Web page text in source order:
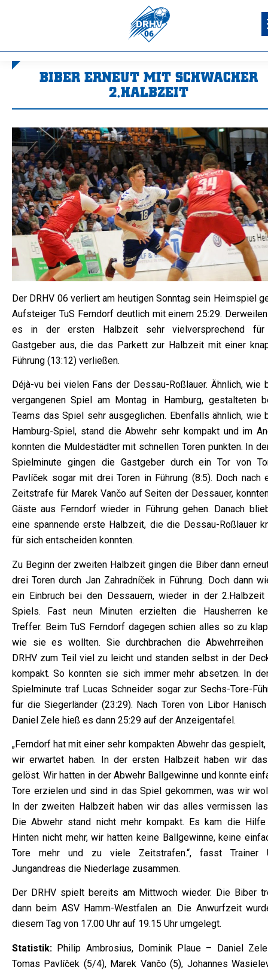
BIBER ERNEUT MIT SCHWACHER
2.HALBZEIT
Der DRHV 06 verliert am heutigen Sonntag sein Heimspiel
Aufsteiger TuS Ferndorf deutlich mit einem 25:29.
es in der ersten Halbzeit sehr vielversprechend
Gastgeber aus, die das Parkett zur Halbzeit mit einer
Führung (13:12) verließen.
Déjà-vu bei vielen Fans der Dessau-Roßlauer. Ähnlich, wie
vergangenen Spiel am Montag in Hamburg, gestalteten
Teams das Spiel sehr ausgeglichen. Ebenfalls ähnlich, wie
Hamburg-Spiel, stand die Abwehr sehr kompakt und im
konnten die Muldestädter mit schnellen Toren punkten. In
Spielminute gingen die Gastgeber durch ein Tor von
Pavlíček sogar mit drei Toren in Führung (8:5). Doch nach
Zeitstrafe für Marek Vančo auf Seiten der Dessauer,
Gäste aus Ferndorf wieder in Führung gehen. Danach
eine spannende erste Halbzeit, die die Dessau-Roßlauer
für sich entscheiden konnten.
Zu Beginn der zweiten Halbzeit gingen die Biber dann
drei Toren durch Jan Zahradníček in Führung. Doch dann
ein Einbruch bei den Dessauern, wieder in der
Spiels. Fast neun Minuten erzielten die Hausherren
Treffer. Beim TuS Ferndorf dagegen schien alles so zu
wie sie es wollten. Sie durchbrachen die Abwehrreihen
DRHV zum Teil viel zu leicht und standen selbst in der
kompakt. So konnten sie sich immer mehr absetzen. In
Spielminute traf Lucas Schneider sogar zur Sechs-Tore-
für die Siegerländer (23:29). Nach Toren von Libor
Daniel Zele hieß es dann 25:29 auf der Anzeigentafel.
„Ferndorf hat mit einer sehr kompakten Abwehr das
wir erwartet haben. In der ersten Halbzeit haben wir
gelöst. Wir hatten in der Abwehr Ballgewinne und konnte
Tore erzielen und sind in das Spiel gekommen, was wir
In der zweiten Halbzeit haben wir das alles vermissen
Die Abwehr stand nicht mehr kompakt. Es kam die
Hinten nicht mehr, wir hatten keine Ballgewinne, keine
Tore mehr und zu viele Zeitstrafen.“, fasst Trainer
Jungandreas die Niederlage zusammen.
Der DRHV spielt bereits am Mittwoch wieder. Die Biber
dann beim ASV Hamm-Westfalen an. Die Anwurfzeit
diesem Tag von 17.00 Uhr auf 19.15 Uhr umgelegt.
Statistik: Philip Ambrosius, Dominik Plaue – Daniel
Tomas Pavlíček (5/4), Marek Vančo (5), Johannes